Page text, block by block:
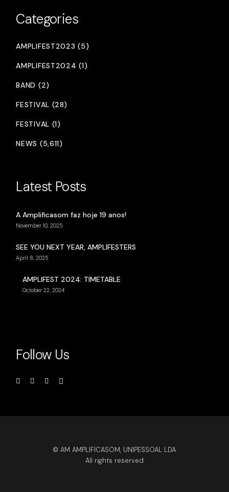
Categories
AMPLIFEST2023 (5)
AMPLIFEST2024 (1)
BAND (2)
FESTIVAL (28)
FESTIVAL (1)
NEWS (5,611)
Latest Posts
A Amplificasom faz hoje 19 anos!
November 10, 2025
SEE YOU NEXT YEAR, AMPLIFESTERS
April 8, 2025
AMPLIFEST 2024: TIMETABLE
October 22, 2024
Follow Us
© AM AMPLIFICASOM, UNIPESSOAL LDA
All rights reserved